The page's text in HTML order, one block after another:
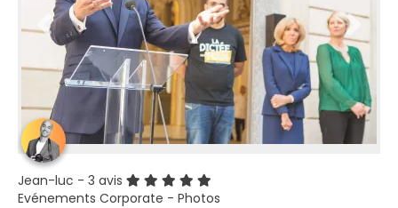
Jean-luc - 3 avis
Evénements Corporate - Photos